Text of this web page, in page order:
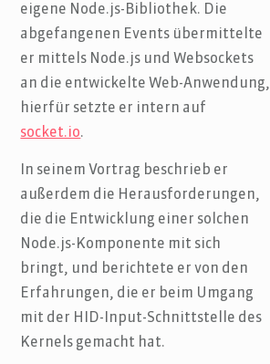
eigene Node.js-Bibliothek. Die
abgefangenen Events übermittelte
er mittels Node.js und Websockets
an die entwickelte Web-Anwendung,
hierfür setzte er intern auf
socket.io.
In seinem Vortrag beschrieb er
außerdem die Herausforderungen,
die die Entwicklung einer solchen
Node.js-Komponente mit sich
bringt, und berichtete er von den
Erfahrungen, die er beim Umgang
mit der HID-Input-Schnittstelle des
Kernels gemacht hat.